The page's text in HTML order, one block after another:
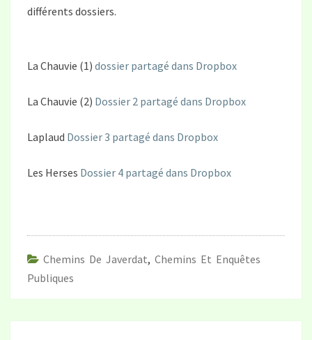
différents dossiers.
La Chauvie (1) dossier partagé dans Dropbox
La Chauvie (2) Dossier 2 partagé dans Dropbox
Laplaud Dossier 3 partagé dans Dropbox
Les Herses Dossier 4 partagé dans Dropbox
Chemins De Javerdat, Chemins Et Enquêtes
Publiques